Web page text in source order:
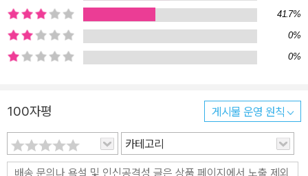
경의 아담과 유혹에 빠져 파라다이스의 금기를 깨는 하와의 모습은
소설 속 아담과 에블린에게서 겹쳐 나타난다. 에블린은 여자 문제로
아담과 한바탕 다툰 후 그를 홀로 놔두고 헝가리로 떠나 서독으로 통
하는 국경을 넘으려 한다. 아담은 애지중지하는 차 ‘하인리히’를 타고
이 다투며 신경전을 벌인다. 특히 고집 세고 충동적이며 바람둥이에
다 진지한 구석이라곤 없어 보이는 아담은 괴팍하다고까지 할 수 있
다. 자신을 두고 떠난 에블린을 붙잡기 위해 스토커처럼 집요하게 그
녀를 쫒는 아담을 보면 실소를 금할 수 없다. 하지만 아담은 그 누구보
41.7%
0%
0%
100자평 게시물 운영 원칙
카테고리